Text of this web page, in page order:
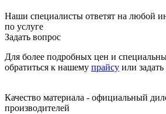
Наши специалисты ответят на любой
по услуге
Задать вопрос
Для более подробных цен и
обратиться к нашему прайсу или
Качество материала - официальный
производителей